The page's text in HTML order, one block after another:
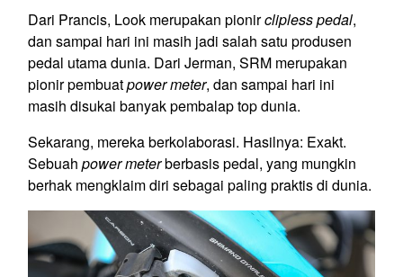
Dari Prancis, Look merupakan pionirclipless pedal,
dan sampai hari ini masih jadi salah satu produsen
pedal utama dunia. Dari Jerman, SRM merupakan
pionir pembuatpower meter, dan sampai hari ini
masih disukai banyak pembalap top dunia.
Sekarang, mereka berkolaborasi. Hasilnya: Exakt.
Sebuah power meterberbasis pedal, yang mungkin
berhak mengklaim diri sebagai paling praktis di dunia.